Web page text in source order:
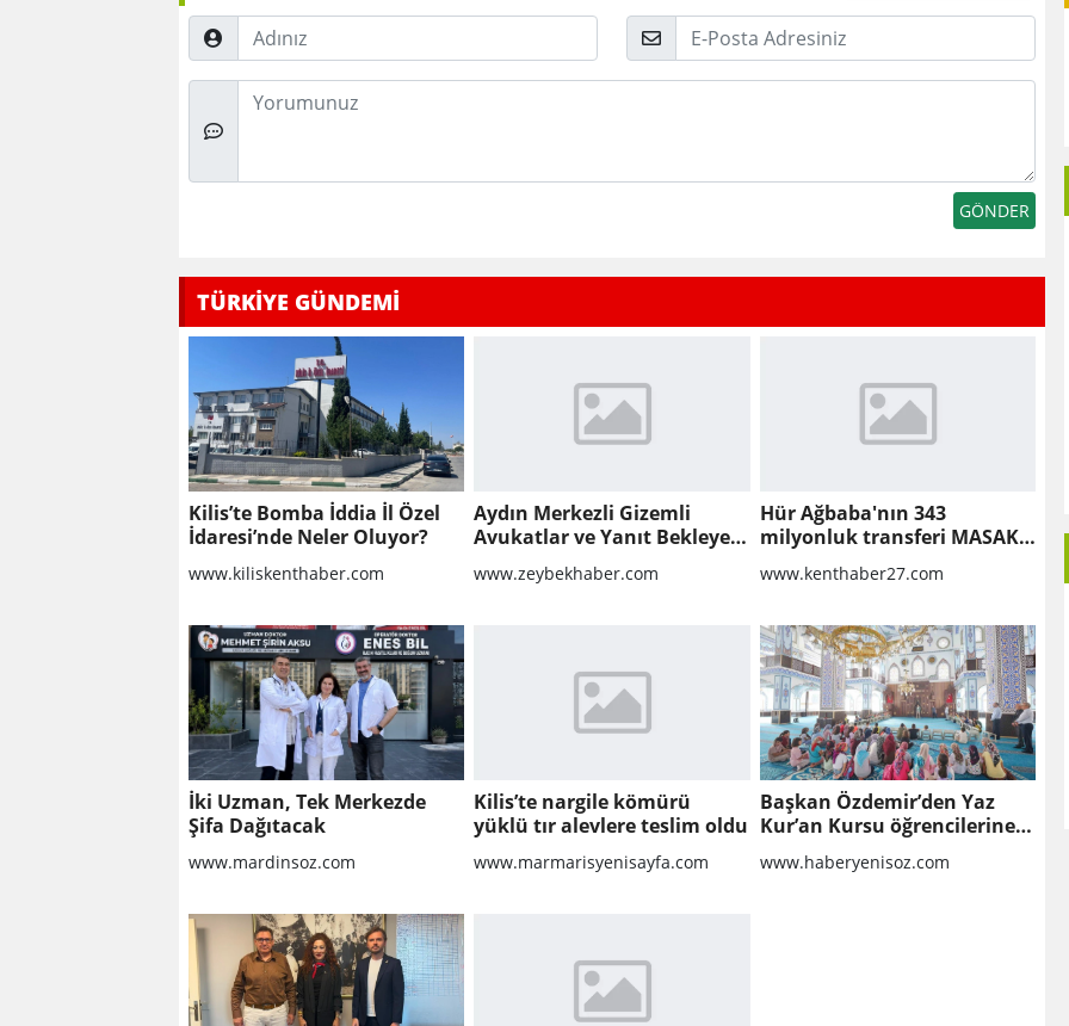
Adınız
Posta
Düşünceleriniz
TÜRKİYE GÜNDEMİ
Kilis’te Bomba İddia İl Özel
İdaresi’nde Neler Oluyor?
www.kiliskenthaber.com
Aydın Merkezli Gizemli
Avukatlar ve Yanıt Bekleyen
www.zeybekhaber.com
Hür Ağbaba'nın 343
milyonluk transferi MASAK
raporunda! Veli Ağbaba'ya
milyonlar gitmiş
www.kenthaber27.com
İki Uzman, Tek Merkezde
Şifa Dağıtacak
www.mardinsoz.com
Kilis’te nargile kömürü
yüklü tır alevlere teslim oldu
www.marmarisyenisayfa.com
Başkan Özdemir’den Yaz
Kur’an Kursu öğrencilerine
ziyaret
www.haberyenisoz.com